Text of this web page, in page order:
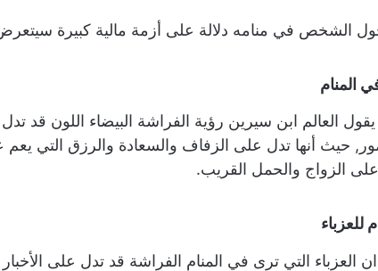
الشخص في منامه دلالة على أزمة مالية كبيرة
المنام
العالم ابن سيرين رؤية الفراشة البيضاء اللون قد
حيث أنها تدل على الزفاف والسعادة والرزق التي يعم
الزواج والحمل القريب.
للعزباء
التي ترى في المنام الفراشة قد تدل على الأخبار